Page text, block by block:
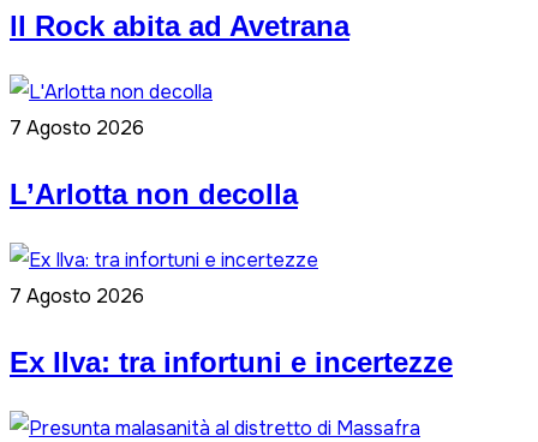
ll Rock abita ad Avetrana
7 Agosto 2026
L’Arlotta non decolla
7 Agosto 2026
Ex Ilva: tra infortuni e incertezze